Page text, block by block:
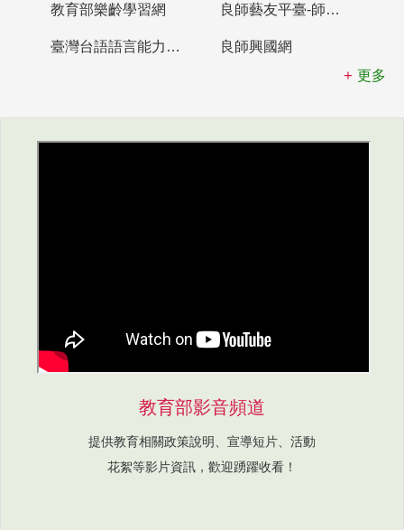
教育部樂齡學習網 良師藝友平臺-師資培育整合平臺
臺灣台語語言能力認證網站
良師興國網
更多
教育部影音頻道
提供教育相關政策說明、宣導短片、活動
花絮等影片資訊，歡迎踴躍收看！